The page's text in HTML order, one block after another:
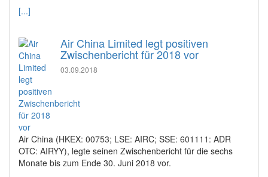
[...]
Air China Limited legt positiven
Zwischenbericht für 2018 vor
03.09.2018
Air China (HKEX: 00753; LSE: AIRC; SSE: 601111: ADR
OTC: AIRYY), legte seinen Zwischenbericht für die sechs
Monate bis zum Ende 30. Juni 2018 vor.